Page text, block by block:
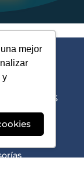
mejor
y
DIRECTOS